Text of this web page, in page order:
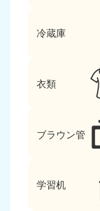
冷蔵庫
衣類
ブラウン管
学習机